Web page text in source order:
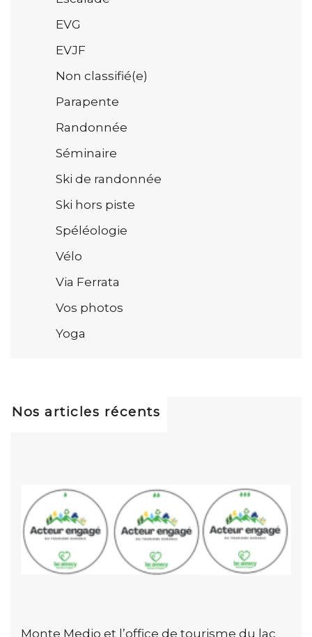
EVG
EVJF
Non classifié(e)
Parapente
Randonnée
Séminaire
Ski de randonnée
Ski hors piste
Spéléologie
Vélo
Via Ferrata
Vos photos
Yoga
Nos articles récents
Monte Medio et l’office de tourisme du lac